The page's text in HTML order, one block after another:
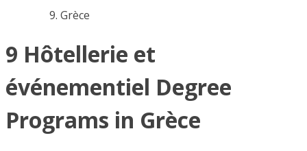
Grèce
9 Hôtellerie et
événementiel Degree
Programs in Grèce